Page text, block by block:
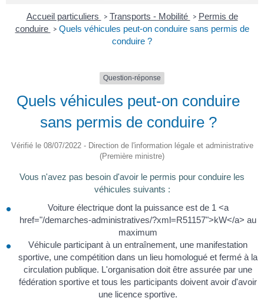
Accueil particuliers > Transports - Mobilité > Permis de
conduire > Quels véhicules peut-on conduire sans permis de
conduire ?
Question-réponse
Quels véhicules peut-on conduire
sans permis de conduire ?
Vérifié le 08/07/2022 - Direction de l'information légale et administrative
(Première ministre)
Vous n'avez pas besoin d'avoir le permis pour conduire les
véhicules suivants :
Voiture électrique dont la puissance est de 1 <a
href="/demarches-administratives/?xml=R51157">kW</a> au
maximum
Véhicule participant à un entraînement, une manifestation
sportive, une compétition dans un lieu homologué et fermé à la
circulation publique. L'organisation doit être assurée par une
fédération sportive et tous les participants doivent avoir d'avoir
une licence sportive.